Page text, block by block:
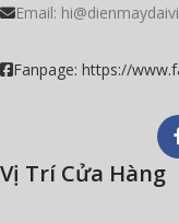
Email:
Fanpage: https://
Vị Trí Cửa Hàng